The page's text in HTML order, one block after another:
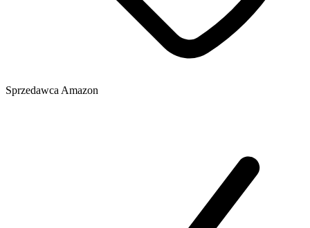
Sprzedawca Amazon